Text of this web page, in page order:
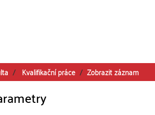
Kvalifikační práce Zobrazit záznam